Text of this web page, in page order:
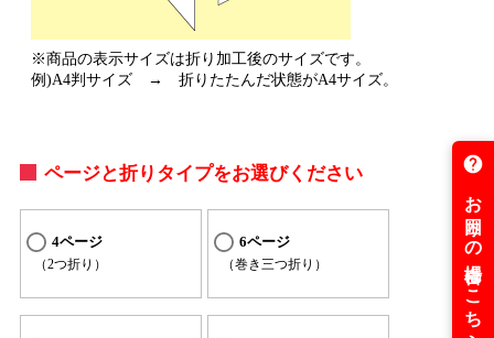
※商品の表示サイズは折り加工後のサイズです。
例)A4判サイズ → 折りたたんだ状態がA4サイズ。
ページと折りタイプをお選びください
4ページ
（2つ折り）
6ページ
（巻き三つ折り）